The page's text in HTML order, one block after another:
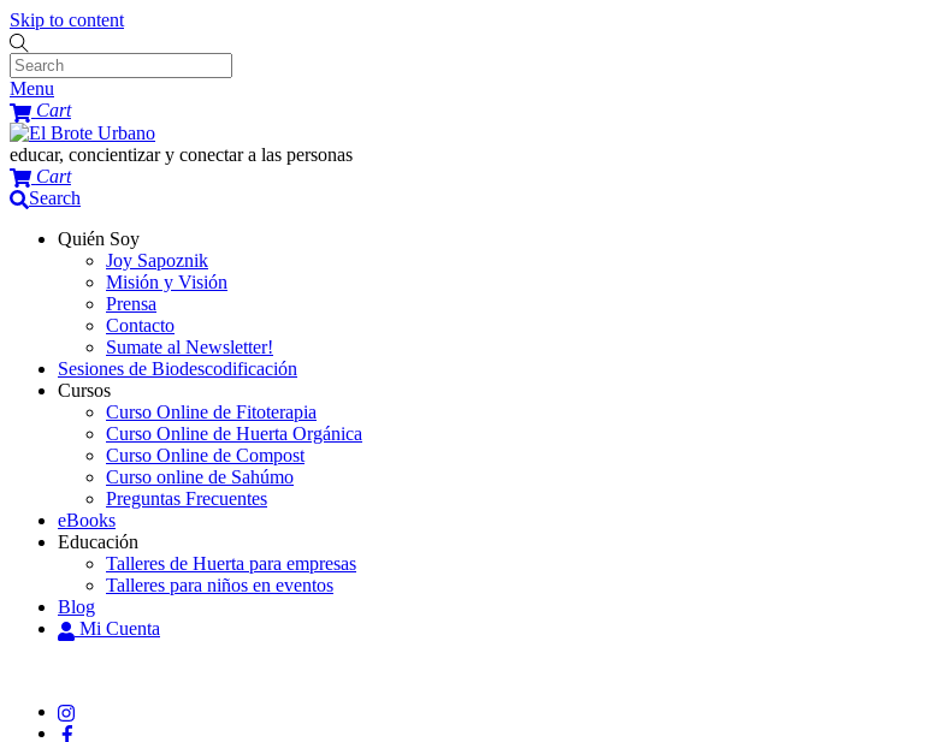
Skip to content
Menu
Cart
educar, concientizar y conectar a las personas
Cart
Search
Quién Soy
Joy Sapoznik
Misión y Visión
Prensa
Contacto
Sumate al Newsletter!
Sesiones de Biodescodificación
Cursos
Curso Online de Fitoterapia
Curso Online de Huerta Orgánica
Curso Online de Compost
Curso online de Sahúmo
Preguntas Frecuentes
eBooks
Educación
Talleres de Huerta para empresas
Talleres para niños en eventos
Blog
Mi Cuenta